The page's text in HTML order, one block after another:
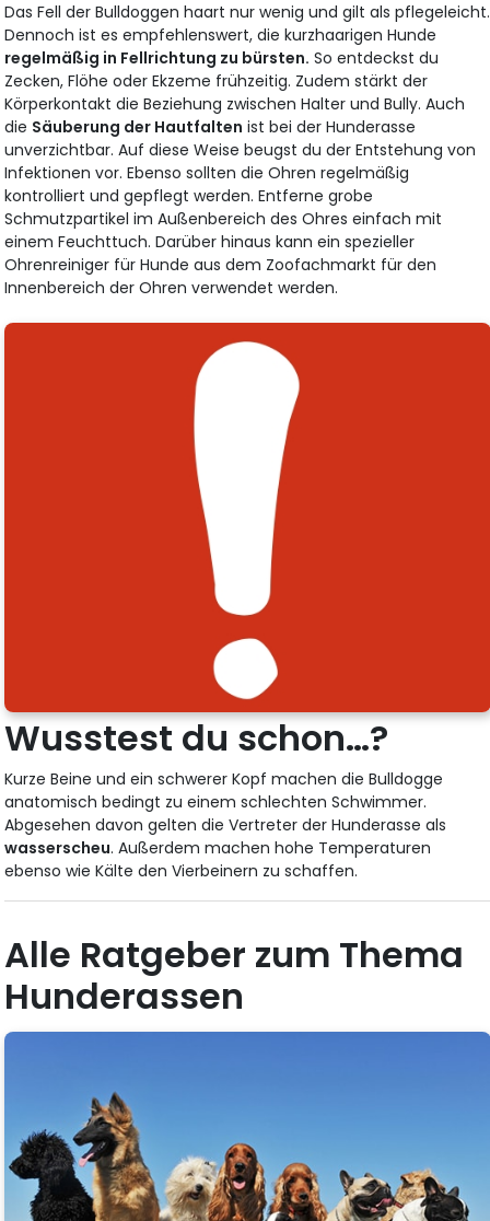
Das Fell der Bulldoggen haart nur wenig und gilt als pflegeleicht.
Dennoch ist es empfehlenswert, die kurzhaarigen Hunde
regelmäßig in Fellrichtung zu bürsten. So entdeckst du
Zecken, Flöhe oder Ekzeme frühzeitig. Zudem stärkt der
Körperkontakt die Beziehung zwischen Halter und Bully. Auch
die Säuberung der Hautfalten ist bei der Hunderasse
unverzichtbar. Auf diese Weise beugst du der Entstehung von
Infektionen vor. Ebenso sollten die Ohren regelmäßig
kontrolliert und gepflegt werden. Entferne grobe
Schmutzpartikel im Außenbereich des Ohres einfach mit
einem Feuchttuch. Darüber hinaus kann ein spezieller
Ohrenreiniger für Hunde aus dem Zoofachmarkt für den
Innenbereich der Ohren verwendet werden.
Wusstest du schon…?
Kurze Beine und ein schwerer Kopf machen die Bulldogge
anatomisch bedingt zu einem schlechten Schwimmer.
Abgesehen davon gelten die Vertreter der Hunderasse als
wasserscheu. Außerdem machen hohe Temperaturen
ebenso wie Kälte den Vierbeinern zu schaffen.
Alle Ratgeber zum Thema
Hunderassen